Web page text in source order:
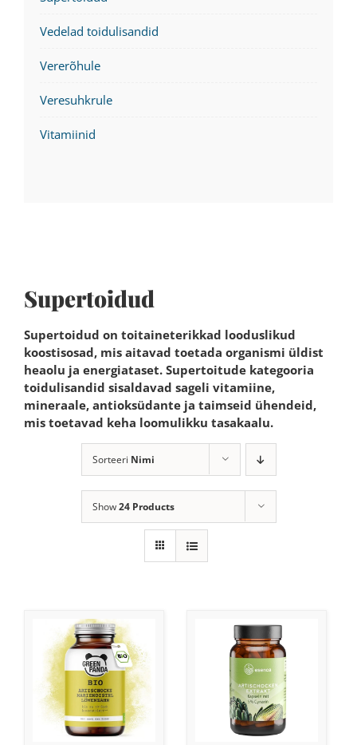
Supertoidud
Supertoidud on toitaineterikkad looduslikud
koostisosad, mis aitavad toetada organismi üldist
heaolu ja energiataset. Supertoitude kategooria
toidulisandid sisaldavad sageli vitamiine,
mineraale, antioksüdante ja taimseid ühendeid,
mis toetavad keha loomulikku tasakaalu.
Sorteeri Nimi
Show24 Products
Vedelad toidulisandid
Vererõhule
Veresuhkrule
Vitamiinid